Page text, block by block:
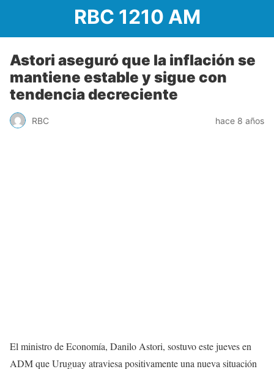
RBC 1210 AM
Astori aseguró que la inflación se
mantiene estable y sigue con
tendencia decreciente
RBC hace 8 años
El ministro de Economía, Danilo Astori, sostuvo este jueves en
ADM que Uruguay atraviesa positivamente una nueva situación